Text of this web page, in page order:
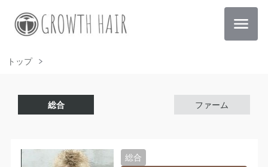
トップ
総合 ファーム
総合